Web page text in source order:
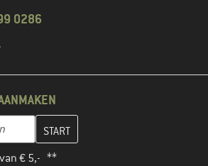
0286
in en maak in de volgende stap je
€ 5,- **